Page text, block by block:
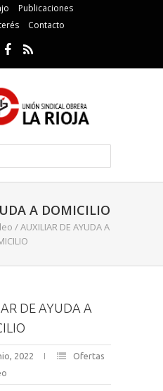
Publicaciones
Contacto
A DOMICILIO
/AUXILIAR DE AYUDA A
DE AYUDA A
2022
Ofertas